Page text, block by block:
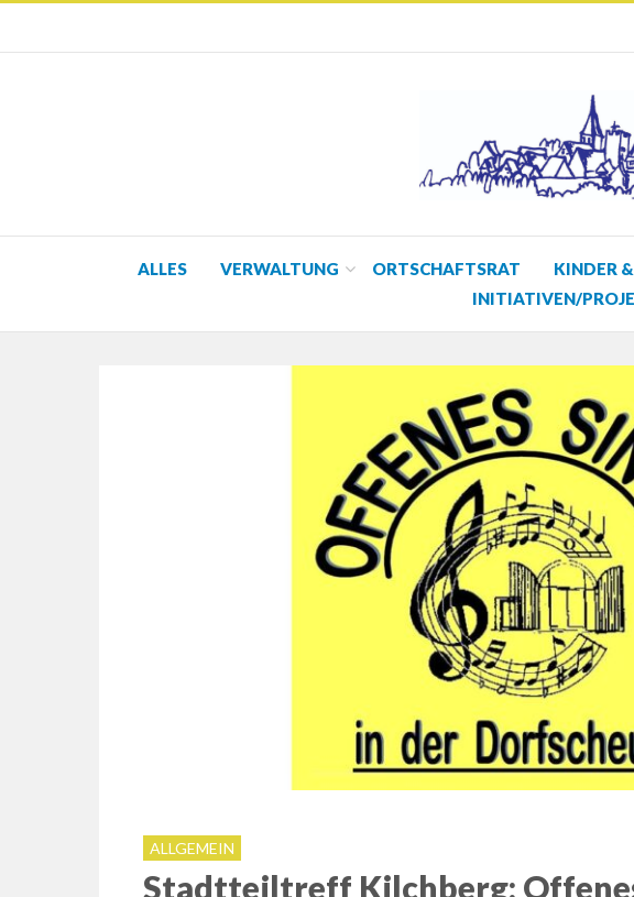
ALLES VERWALTUNG ORTSCHAFTSRAT KINDER
INITIATIVEN/
ALLGEMEIN
Stadtteiltreff Kilchberg: